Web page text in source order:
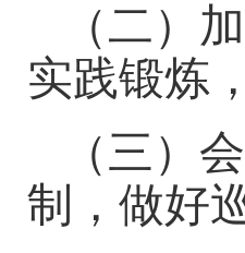
（二）
实践锻炼
（三）
制，做好